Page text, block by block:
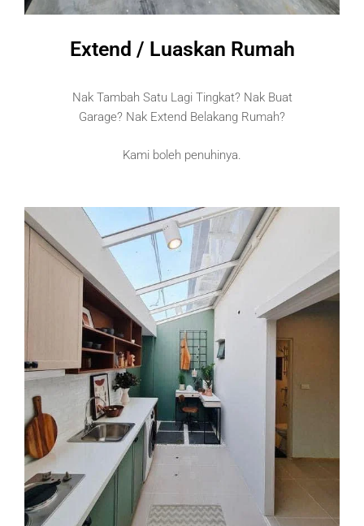
Extend / Luaskan Rumah
Nak Tambah Satu Lagi Tingkat? Nak Buat
Garage? Nak Extend Belakang Rumah?
Kami boleh penuhinya.